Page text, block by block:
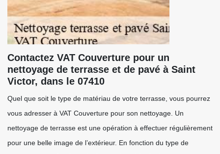
Contactez VAT Couverture pour un
nettoyage de terrasse et de pavé à Saint
Victor, dans le 07410
Quel que soit le type de matériau de votre terrasse, vous pourrez
vous adresser à VAT Couverture pour son nettoyage. Un
nettoyage de terrasse est une opération à effectuer régulièrement
pour une belle image de l’extérieur. En fonction du type de